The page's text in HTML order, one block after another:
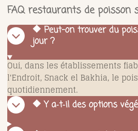
FAQ restaurants de poisson
🔶 Peut-on trouver du
jour ?
Oui, dans les établissements
l'Endroit, Snack el Bakhia, le
quotidiennement.
🔶 Y a‑t‑il des options